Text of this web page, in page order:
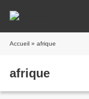
Accueil » afrique
afrique